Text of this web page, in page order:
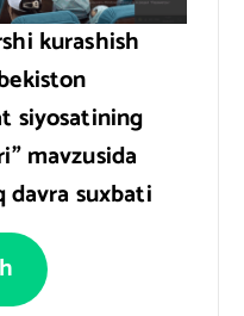
kurashish
siyosatining
mavzusida
davra suxbati